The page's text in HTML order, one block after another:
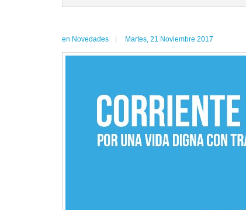
en Novedades Martes, 21 Noviembre 2017